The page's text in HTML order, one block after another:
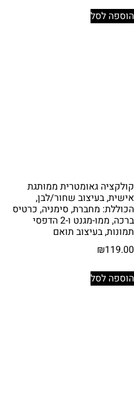
הוספה לסל
קולקציה גאומטרית ממותגת
אישית, בעיצוב שחור/לבן,
הכוללת: מחברת, סימניה, כרטיס
ברכה, ממו-מגנט ו-2 הדפסי
תמונות, בעיצוב תואם
₪119.00
הוספה לסל